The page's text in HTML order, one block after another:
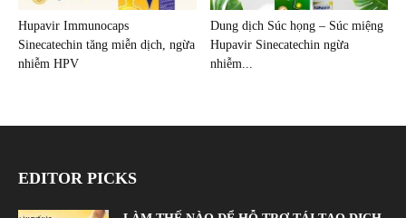
Hupavir Immunocaps
Sinecatechin tăng miễn dịch, ngừa
nhiễm HPV
Dung dịch Súc họng – Súc miệng
Hupavir Sinecatechin ngừa
nhiễm...
EDITOR PICKS